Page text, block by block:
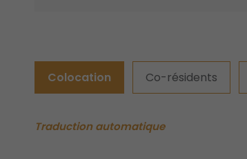
Colocation Co-résidents
Traduction automatique